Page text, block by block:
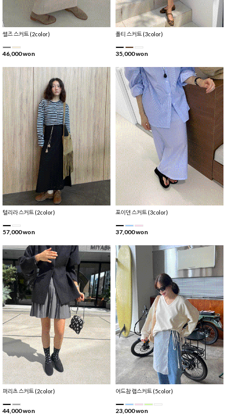
쎌즈 스커트 (2color)
46,000 won
폴티 스커트 (3color)
35,000 won
텔리라 스커트 (2color)
57,000 won
포이덴 스커트 (3color)
37,000 won
퍼리츠 스커트 (2color)
44,000 won
어드참 랩스커트 (5color)
23,000 won